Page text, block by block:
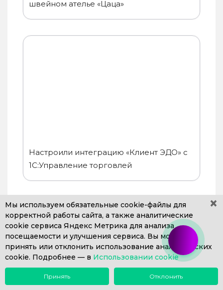
швейном ателье «Цаца»
Настроили интеграцию «Клиент ЭДО» с
1С:Управление торговлей
×
Мы используем обязательные cookie-файлы для
корректной работы сайта, а также аналитические
cookie сервиса Яндекс Метрика для анализа
посещаемости и улучшения сервиса. Вы можете
принять или отклонить использование аналитических
cookie. Подробнее — в Использовании cookie
Принять Отклонить